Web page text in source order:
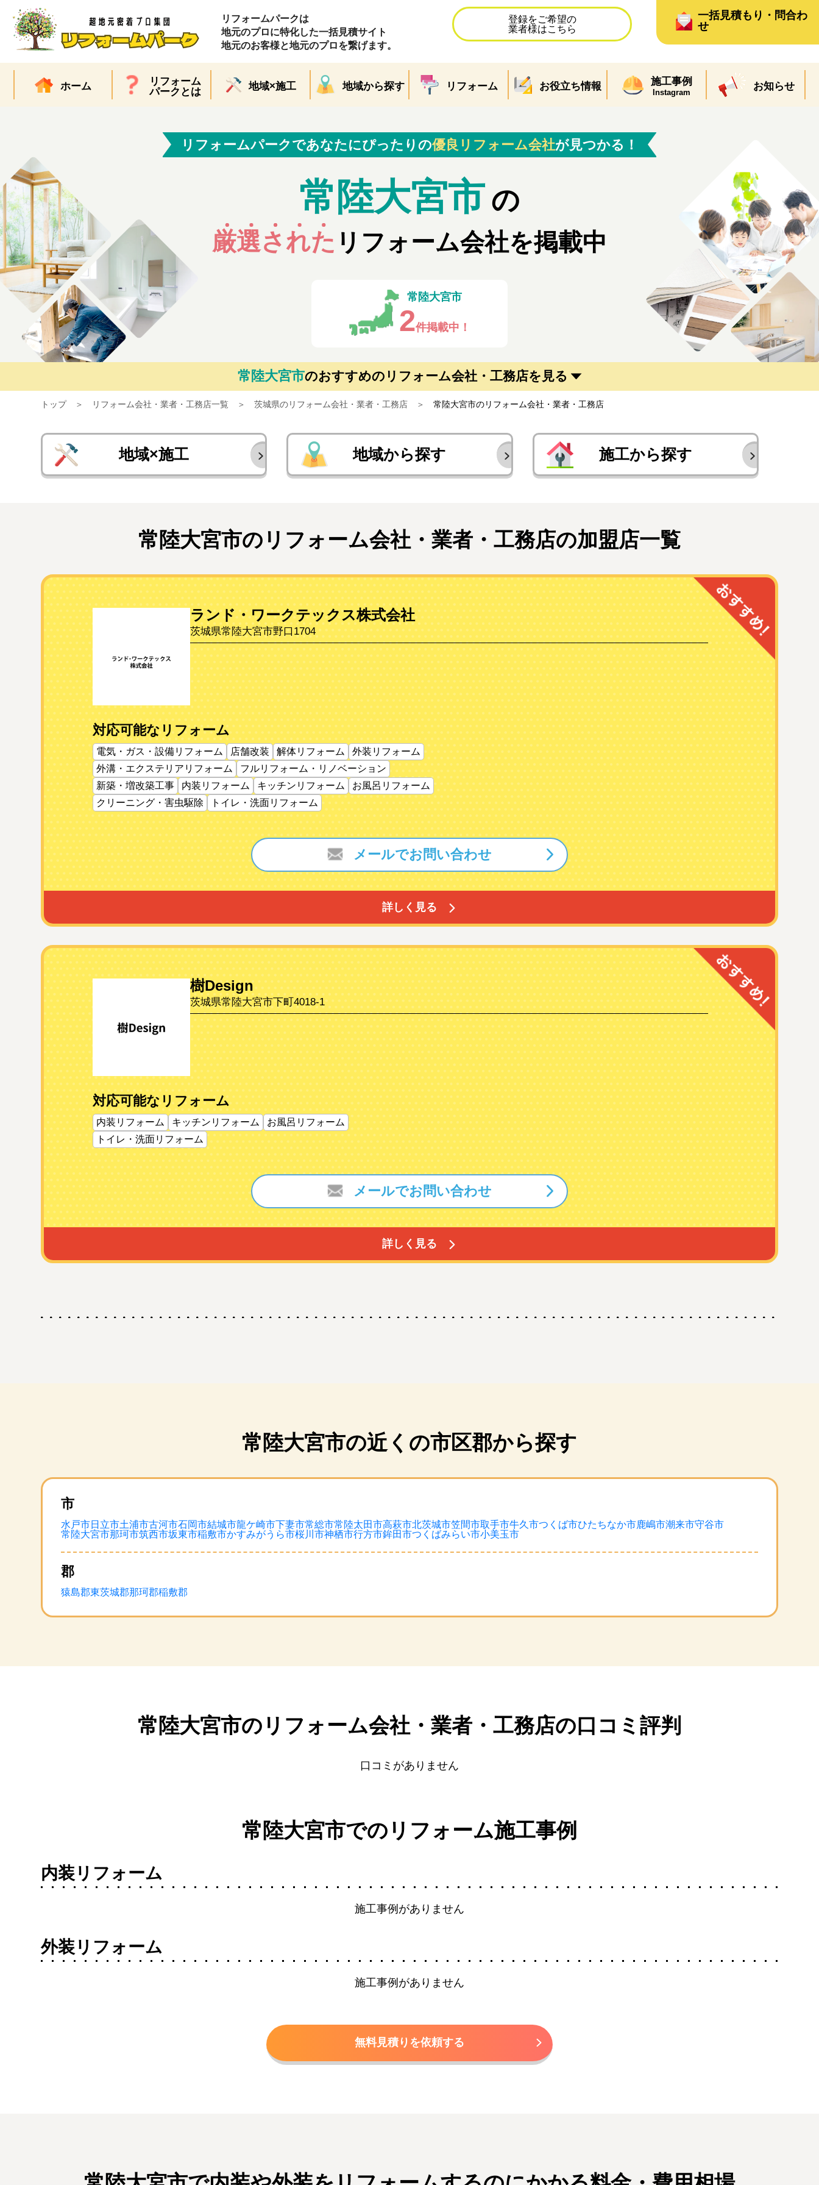
リフォームパークは
地元のプロに特化した一括見積サイト
地元のお客様と地元のプロを繋げます。
登録をご希望の
業者様はこちら
一括見積もり・問合わ
せ
ホーム
リフォーム
パークとは
地域×施工 地域から探す リフォーム お役立ち情報 施工事例
Instagram お知らせ
リフォームパークであなたにぴったりの優良リフォーム会社が見つかる！
常陸大宮市 の
厳選された リフォーム会社を掲載中
常陸大宮市
2件掲載中！
常陸大宮市のおすすめのリフォーム会社・工務店を見る
トップ リフォーム会社・業者・工務店一覧 茨城県のリフォーム会社・業者・工務店 常陸大宮市のリフォーム会社・業者・工務店
地域×施工 地域から探す 施工から探す
常陸大宮市のリフォーム会社・業者・ 工務店の加盟店一覧
ランド・ワークテックス株式会社
茨城県常陸大宮市野口1704
対応可能なリフォーム
電気・ガス・設備リフォーム 店舗改装 解体リフォーム
外装リフォーム
外溝・エクステリアリフォーム
フルリフォーム・リノベーション
新築・増改築工事
内装リフォーム キッチンリフォーム
お風呂リフォーム
クリーニング・害虫駆除
トイレ・洗面リフォーム
詳しく見る
メールでお問い合わせ
樹Design
茨城県常陸大宮市下町4018-1
対応可能なリフォーム
内装リフォーム キッチンリフォーム
お風呂リフォーム
トイレ・洗面リフォーム
詳しく見る
メールでお問い合わせ
常陸大宮市の近くの市区郡から探す
市
水戸市日立市土浦市古河市石岡市結城市龍ケ崎市下妻市常総市常陸太田市高萩市北茨城市笠間市取手市牛久市つくば市ひたちなか市鹿嶋市潮来市守谷市
常陸大宮市那珂市筑西市坂東市稲敷市かすみがうら市桜川市神栖市行方市鉾田市つくばみらい市小美玉市
郡
猿島郡東茨城郡那珂郡稲敷郡
常陸大宮市のリフォーム会社・業者・ 工務店の口コミ評判
口コミがありません
常陸大宮市でのリフォーム施工事例
内装リフォーム
施工事例がありません
外装リフォーム
施工事例がありません
無料見積りを依頼する